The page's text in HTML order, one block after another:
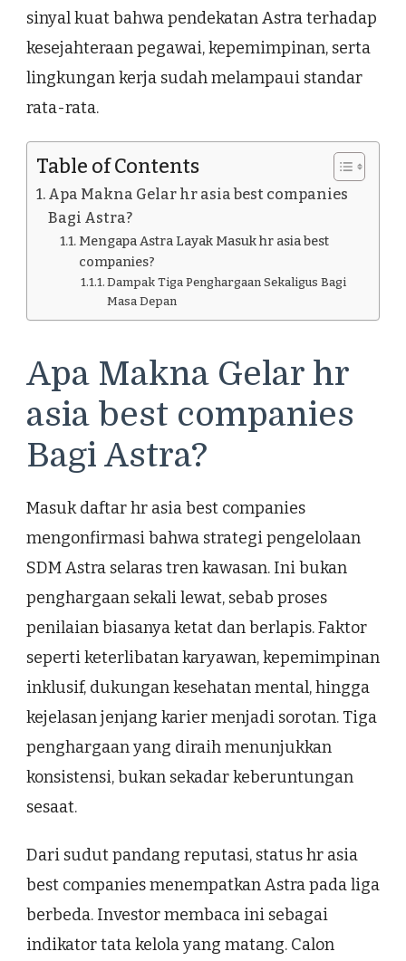
sinyal kuat bahwa pendekatan Astra terhadap
kesejahteraan pegawai, kepemimpinan, serta
lingkungan kerja sudah melampaui standar
rata-rata.
Table of Contents
Apa Makna Gelar hr asia best companies
Bagi Astra?
Mengapa Astra Layak Masuk hr asia best
companies?
Dampak Tiga Penghargaan Sekaligus Bagi
Masa Depan
Apa Makna Gelar hr
asia best companies
Bagi Astra?
Masuk daftar hr asia best companies
mengonfirmasi bahwa strategi pengelolaan
SDM Astra selaras tren kawasan. Ini bukan
penghargaan sekali lewat, sebab proses
penilaian biasanya ketat dan berlapis. Faktor
seperti keterlibatan karyawan, kepemimpinan
inklusif, dukungan kesehatan mental, hingga
kejelasan jenjang karier menjadi sorotan. Tiga
penghargaan yang diraih menunjukkan
konsistensi, bukan sekadar keberuntungan
sesaat.
Dari sudut pandang reputasi, status hr asia
best companies menempatkan Astra pada liga
berbeda. Investor membaca ini sebagai
indikator tata kelola yang matang. Calon